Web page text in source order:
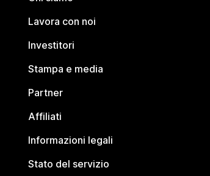
Lavora con noi
Investitori
Stampa e media
Partner
Affiliati
Informazioni legali
Stato del servizio